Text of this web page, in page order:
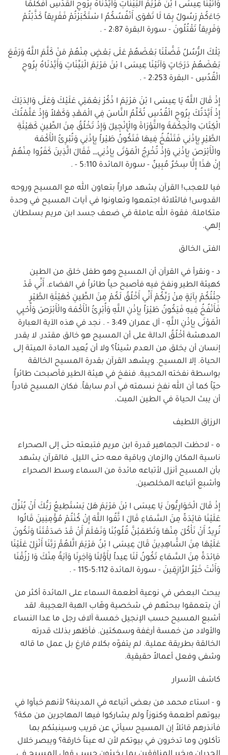
وَآتَيْنَا عِيسَى ا بْنَ مَرْيَمَ الْبَيِّنَاتِ وَأَيَّدْنَاهُ بِرُوحِ الْقُدُسِ أَفَكُلَّمَا
جَاءَكُمْ رَسُولٌ بِمَا لَا تَهْوَى أَنْفُسُكُمُ ا سْتَكْبَرْتُمْ فَفَرِيقاً كَذَّبْتُمْ
وَفَرِيقاً تَقْتُلُونَ - سورة البقرة 2:87 - .
تِلْكَ الرُّسُلُ فَضَّلْنَا بَعْضَهُمْ عَلَى بَعْضٍ مِنْهُمْ مَنْ كَلَّمَ اللَّهُ وَرَفَعَ
بَعْضَهُمْ دَرَجَاتٍ وَآتَيْنَا عِيسَى ا بْنَ مَرْيَمَ الْبَيِّنَاتِ وَأَيَّدْنَاهُ بِرُوحِ
الْقُدُسِ - البقرة 2:253 - .
إِذْ قَالَ اللَّهُ يَا عِيسَى ا بْنَ مَرْيَمَ ا ذْكُرْ نِعْمَتِي عَلَيْكَ وَعَلَى وَالِدَتِكَ
إِذْ أَيَّدْتُكَ بِرُوحِ الْقُدُسِ تُكَلِّمُ النَّاسَ فِي الْمَهْدِ وَكَهْلاً وَإِذْ عَلَّمْتُكَ
الْكِتَابَ والْحِكْمَةَ والتَّوْرَاةَ والْإِنْجِيلَ وَإِذْ تَخْلُقُ مِنَ الطِّينِ كَهَيْئَةِ
الطَّيْرِ بِإِذْنِي فَتَنْفُخُ فِيهَا فَتَكُونُ طَيْراً بِإِذْنِي وَتُبْرِئُ الْأَكْمَهَ
والْأَبْرَصَ بِإِذْنِي وَإِذْ تُخْرِجُ الْمَوْتَى بِإِذْنِي,,, فَقَالَ الَّذِينَ كَفَرُوا مِنْهُمْ
إِنْ هَذَا إِلَّا سِحْرٌ مُبِينٌ - سورة المائدة 5:110 - .
فيا للعجب! القرآن يشهد مراراً بتعاون الله مع المسيح وروحه
القدوس! فالثلاثة اجتمعوا وتعاونوا في آيات المسيح في وحدة
متكاملة. فقوة الله عاملة في ضعف جسد ابن مريم بسلطان
إلهي.
الفتى الخالق
د - ونقرأ في القرآن أن المسيح وهو طفل خلق من الطين
كهيئة الطير ونفخ فيه فأصبح حياً طائراً في الفضاء. أَنِّي قَدْ
جِئْتُكُمْ بِآيَةٍ مِنْ رَبِّكُمْ أَنِّي أَخْلُقُ لَكُمْ مِنَ الطِّينِ كَهَيْئَةِ الطَّيْرِ
فَأَنْفُخُ فِيهِ فَيَكُونُ طَيْرَاً بِإِذْنِ اللَّهِ وَأُبْرِئُ الْأَكْمَهَ والْأَبْرَصَ وَأُحْيِي
الْمَوْتَى بِإِذْنِ اللَّهِ - آل عمران 3:49 - . نجد في هذه الآية العبارة
المدهشة أخْلُقُ الدالة على أن المسيح هو خالق مقتدر. لا يقدر
إنسان أن يخلق من العدم شيئاً؟ ولا أن يُعيد المادة الميتة إلى
الحياة. إلا المسيح. ويشهد القرآن بقدرة المسيح الخالقة
بواسطة نفخته المحيية. فنفخ في هيئة الطير فأصبحت طائراً
حيّاً كما أن الله نفخ نسمته في آدم سابقاً. فكان المسيح قادراً
أن يبث الحياة في الطين الميت.
الرزاق اللطيف
ه - لاحظت الجماهير قدرة ابن مريم فتبعته حتى إلى الصحراء
ناسية المكان والزمان وباقية معه حتى الليل. فالقرآن يشهد
بأن المسيح أنزل لأتباعه مائدة من السماء وسط الصحراء
وأشبع أتباعه المخلصين.
إِذْ قَالَ الْحَوَارِيُّونَ يَا عِيسَى ا بْنَ مَرْيَمَ هَلْ يَسْتَطِيعُ رَبُّكَ أَنْ يُنَزِّلَ
عَلَيْنَا مَائِدَةً مِنَ السَّمَاءِ قَالَ ا تَّقُوا اللَّهَ إِنْ كُنْتُمْ مُؤْمِنِينَ قَالُوا
نُرِيدُ أَنْ نَأْكُلَ مِنْهَا وَتَطْمَئِنَّ قُلُوبُنَا وَنَعْلَمَ أَنْ قَدْ صَدَقْتَنَا وَنَكُونَ
عَلَيْهَا مِنَ الشَّاهِدِينَ قَالَ عِيسَى ا بْنُ مَرْيَمَ الَّلهُمَّ رَبَّنَا أَنْزِلْ عَلَيْنَا
مَاِئدَةً مِنَ السَّمَاءِ تَكُونُ لَنَا عِيداً لِأَوَّلِنَا وَآخِرِنَا وَآيَةً مِنْكَ وَا رْزُقْنَا
وَأَنْتَ خَيْرُ الرَّازِقِينَ - سورة المائدة 5:112-115 - .
يبحث البعض في نوعية أطعمة السماء على المائدة أكثر من
أن يتعمقوا ببحثهم في شخصية وهّاب الهبة العجيبة. لقد
أشبع المسيح حسب الإنجيل خمسة آلاف رجل ما عدا النساء
والأولاد من خمسة أرغفة وسمكتين. فأظهر بذلك قدرته
الخالقة بطريقة عملية. لم يتفوّه بكلام فارغ بل عمل ما قاله
وشفى وفعل أعمالاً حقيقية.
كاشف الأسرار
و - استاء محمد من بعض أتباعه في المدينة؟ لأنهم خبأوا في
بيوتهم أطعمة وكنوزاً ولم يشاركوا فيها المهاجرين من مكة؟
فأنذرهم قائلاً إن المسيح سيأتي عن قريب وسينبئكم بما
تأكلون وما تدخرون في بيوتكم لأن له عيناً خارقة؟ ويبصر خلال